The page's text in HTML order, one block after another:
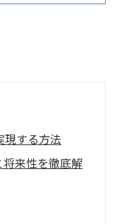
現する方法
来性を徹底解
目指す転職戦